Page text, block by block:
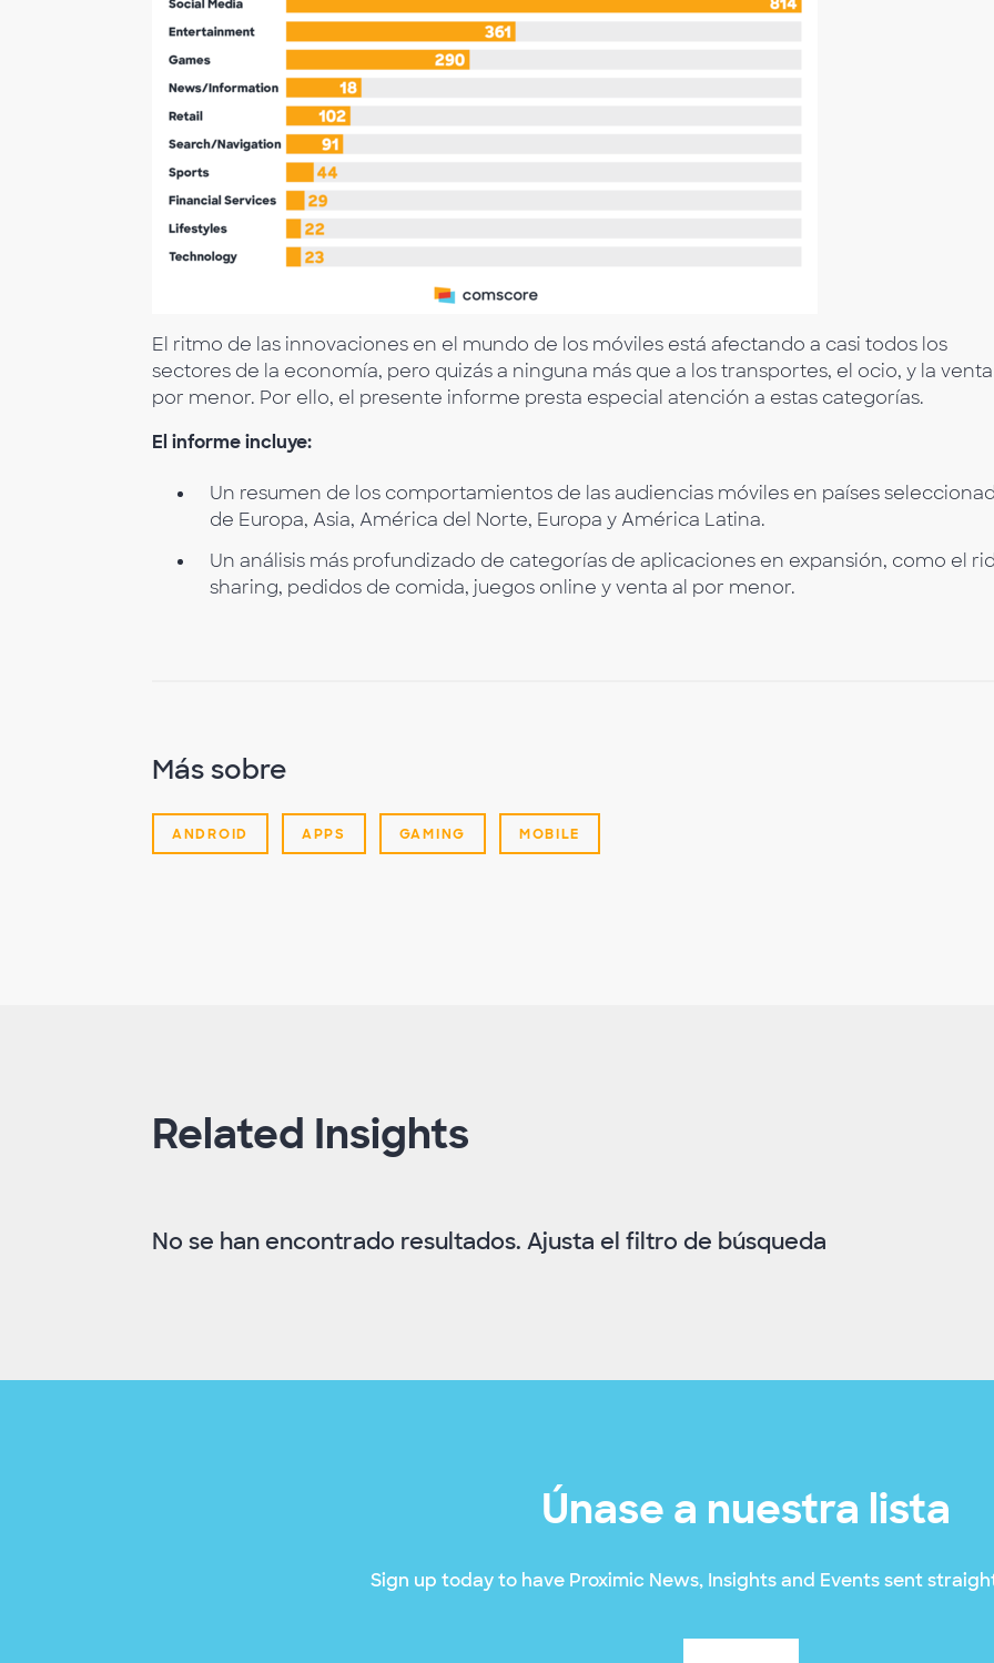
El ritmo de las innovaciones en el mundo de los móviles está afectando a casi todos los
sectores de la economía, pero quizás a ninguna más que a los transportes, el ocio, y la venta
por menor. Por ello, el presente informe presta especial atención a estas categorías.
El informe incluye:
Un resumen de los comportamientos de las audiencias móviles en países
de Europa, Asia, América del Norte, Europa y América Latina.
Un análisis más profundizado de categorías de aplicaciones en expansión, como el
sharing, pedidos de comida, juegos online y venta al por menor.
Más sobre
ANDROID APPS GAMING MOBILE
Related Insights
No se han encontrado resultados. Ajusta el filtro de búsqueda
Únase a nuestra lista
Sign up today to have Proximic News, Insights and Events sent